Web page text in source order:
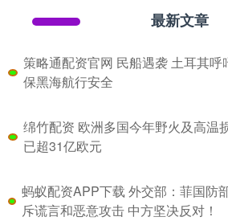
最新文章
策略通配资官网 民船遇袭 土耳其呼
保黑海航行安全
绵竹配资 欧洲多国今年野火及高温
已超31亿欧元
蚂蚁配资APP下载 外交部：菲国防
斥谎言和恶意攻击 中方坚决反对！